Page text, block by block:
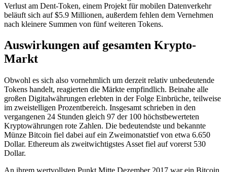
Verlust am Dent-Token, einem Projekt für mobilen Datenverkehr
beläuft sich auf $5.9 Millionen, außerdem fehlen dem Vernehmen
nach kleinere Summen von fünf weiteren Tokens.
Auswirkungen auf gesamten Krypto-
Markt
Obwohl es sich also vornehmlich um derzeit relativ unbedeutende
Tokens handelt, reagierten die Märkte empfindlich. Beinahe alle
großen Digitalwährungen erlebten in der Folge Einbrüche, teilweise
im zweistelligen Prozentbereich. Insgesamt schrieben in den
vergangenen 24 Stunden gleich 97 der 100 höchstbewerteten
Kryptowährungen rote Zahlen. Die bedeutendste und bekannte
Münze Bitcoin fiel dabei auf ein Zweimonatstief von etwa 6.650
Dollar. Ethereum als zweitwichtigstes Asset fiel auf vorerst 530
Dollar.